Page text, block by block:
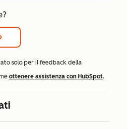
solo per il feedback della
ottenere assistenza con HubSpot.